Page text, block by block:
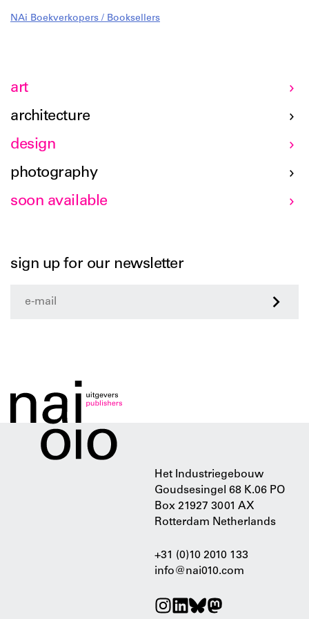
NAi Boekverkopers / Booksellers
art
architecture
design
photography
soon available
sign up for our newsletter
Het Industriegebouw
Goudsesingel 68 K.06 PO
Box 21927 3001 AX
Rotterdam Netherlands
+31 (0)10 2010 133
info@nai010.com